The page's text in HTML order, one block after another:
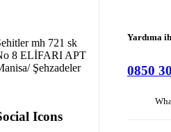
mh 721 sk
8 ELİFARI APT
Şehzadeler
Icons
Yardıma
0850